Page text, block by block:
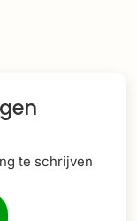
te schrijven